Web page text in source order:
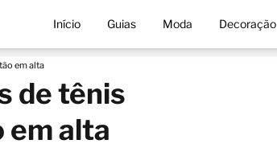
Início Guias Moda Decoração
em alta
de tênis
em alta